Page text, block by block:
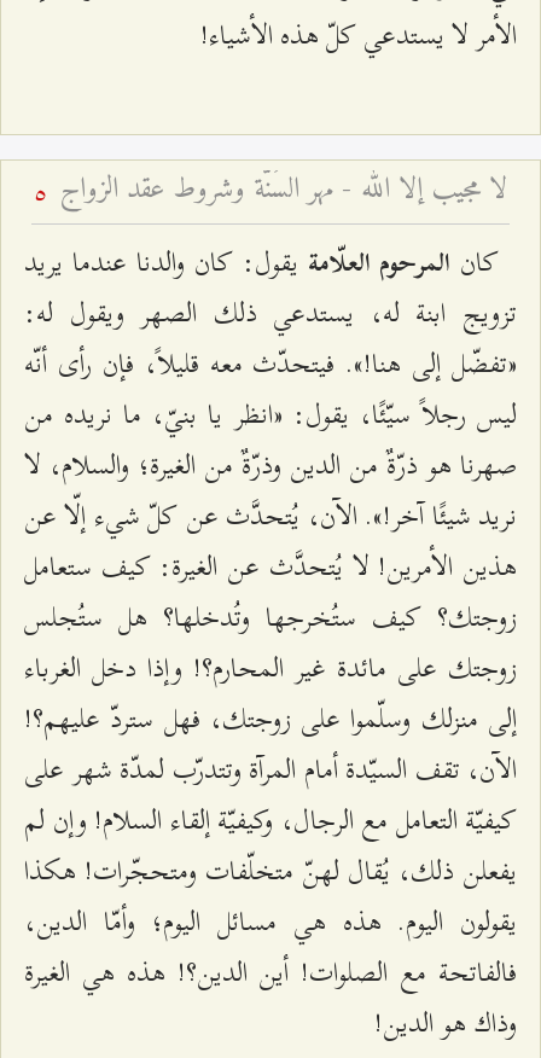
الأمر لا يستدعي كلّ هذه الأشياء!
لا مجيب إلا الله - مهر السُنّة وشروط عقد الزواج 5
كان المرحوم العلّامة يقول: كان والدنا عندما يريد
تزويج ابنة له، يستدعي ذلك الصهر ويقول له:
«تفضّل إلى هنا!». فيتحدّث معه قليلاً، فإن رأى أنّه
ليس رجلاً سيّئًا، يقول: «انظر يا بنيّ، ما نريده من
صهرنا هو ذرّةٌ من الدين وذرّةٌ من الغيرة؛ والسلام، لا
نريد شيئًا آخر!». الآن، يُتحدَّث عن كلّ شيء إلّا عن
هذين الأمرين! لا يُتحدَّث عن الغيرة: كيف ستعامل
زوجتك؟ كيف ستُخرجها وتُدخلها؟ هل ستُجلس
زوجتك على مائدة غير المحارم؟! وإذا دخل الغرباء
إلى منزلك وسلّموا على زوجتك، فهل ستردّ عليهم؟!
الآن، تقف السيّدة أمام المرآة وتتدرّب لمدّة شهر على
كيفيّة التعامل مع الرجال، وكيفيّة إلقاء السلام! وإن لم
يفعلن ذلك، يُقال لهنّ متخلّفات ومتحجّرات! هكذا
يقولون اليوم. هذه هي مسائل اليوم؛ وأمّا الدين،
فالفاتحة مع الصلوات! أين الدين؟! هذه هي الغيرة
وذاك هو الدين!